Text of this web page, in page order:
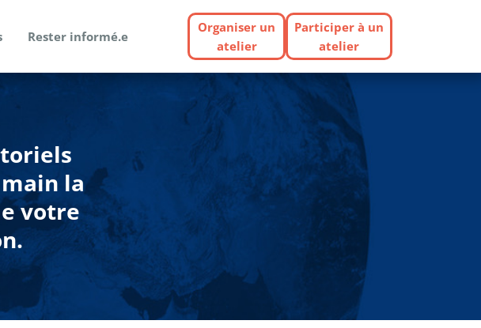
Rester informé.e
Organiser un
atelier
Participer à un
atelier
la
votre